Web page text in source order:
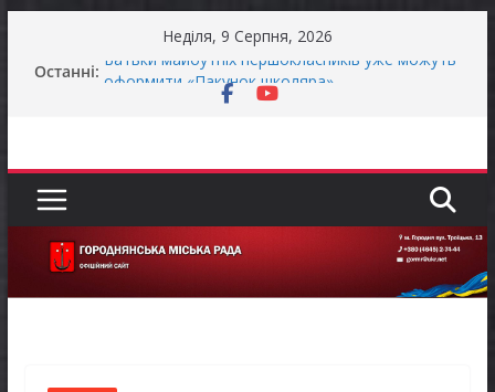
Неділя, 9 Серпня, 2026
Останні: Батьки майбутніх першокласників уже можуть
оформити «Пакунок школяра»
прав людини проводить опитування щодо
реалізації права осіб з інвалідністю на працю
Захищай небо Чернігівщини!